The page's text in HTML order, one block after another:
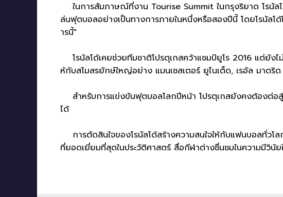
ในการสัมภาษณ์ที่งาน Tourise Summit ในกรุงริยาด โรนัลโ
ล่นฟุตบอลอย่างเป็นทางการภายในหนึ่งหรือสองปีนี้ โดยโรนัล
ารนี้"
โรนัลโด้เคยช่วยทีมชาติโปรตุเกสคว้าแชมป์ยูโร 2016 แต่ยัง
ห้กับสโมสรยักษ์ใหญ่อย่าง แมนเชสเตอร์ ยูไนเต็ด, เรอัล มาดริ
สำหรับการแข่งขันฟุตบอลโลกปีหน้า โปรตุเกสยังคงต้องต่อสู้
ได้
การตัดสินใจของโรนัลโด้สร้างความสนใจให้กับแฟนบอลทั่วโล
ที่ยอดเยี่ยมที่สุดในประวัติศาสตร์ สื่อกีฬาต่างชื่นชมในความมีวิ